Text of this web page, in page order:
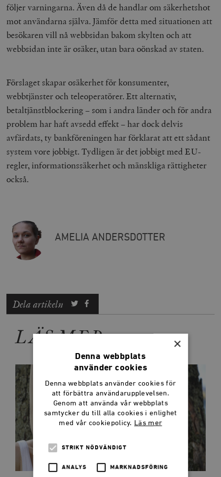
följer varningarna. Även då de handlar om säkerhetshot
mot användarna själva. Jämför detta med situationen att
besökarenvillnå webbsidan bakom skylten och att
webbsidan inte är osäker, utan bara oönskad av staten.
Förslaget skapar osäkerhet för konsumenter,
webbtjänster och teleoperatörer. Ett alternativ,
betaltjänstblockering – som i andra länder och för andra
problem har haft avsedd effekt – har dock delvis
avfärdats, ty bankföreningen har förklarat att ett sådant
system vore jobbigt. Tydligen är det jobbigt med EU-
regler, informationssäkerhet och mänskliga rättigheter
också.
AMELIA ANDERSDOTTER
Dela artikeln
LÄS MER ×
Denna webbplats
använder cookies
Denna webbplats använder cookies för
att förbättra användarupplevelsen.
Genom att använda vår webbplats
samtycker du till alla cookies i enlighet
med vår cookiepolicy. Läs mer
STRIKT NÖDVÄNDIGT
ANALYS MARKNADSFÖRING